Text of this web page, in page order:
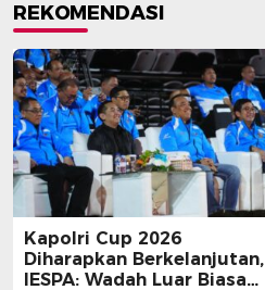
REKOMENDASI
Kapolri Cup 2026
Diharapkan Berkelanjutan,
IESPA: Wadah Luar Biasa